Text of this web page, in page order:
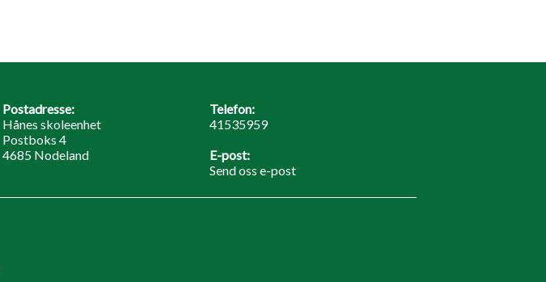
Postadresse:
Hånes skoleenhet
Postboks 4
4685 Nodeland
Telefon:
41535959
E-post:
Send oss e-post